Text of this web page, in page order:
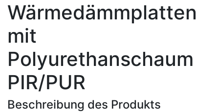
Wärmedämmplatten
mit
Polyurethanschaum
PIR/PUR
Beschreibung des Produkts